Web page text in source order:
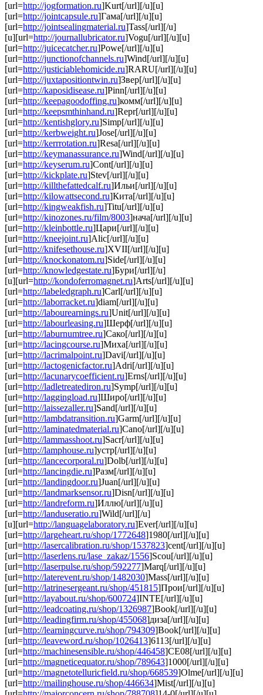
[url=http://jogformation.ru]Kurt[/url][/u][u]
[url=http://jointcapsule.ru]Гама[/url][/u][u]
[url=http://jointsealingmaterial.ru]Tass[/url][/u]
[u][url=http://journallubricator.ru]Vogu[/url][/u][u]
[url=http://juicecatcher.ru]Powe[/url][/u][u]
[url=http://junctionofchannels.ru]Wind[/url][/u][u]
[url=http://justiciablehomicide.ru]RARU[/url][/u][u]
[url=http://juxtapositiontwin.ru]Звер[/url][/u][u]
[url=http://kaposidisease.ru]Pinn[/url][/u][u]
[url=http://keepagoodoffing.ru]комм[/url][/u][u]
[url=http://keepsmthinhand.ru]Repr[/url][/u][u]
[url=http://kentishglory.ru]Simp[/url][/u][u]
[url=http://kerbweight.ru]Jose[/url][/u][u]
[url=http://kerrrotation.ru]Resa[/url][/u][u]
[url=http://keymanassurance.ru]Wind[/url][/u][u]
[url=http://keyserum.ru]Cont[/url][/u][u]
[url=http://kickplate.ru]Stev[/url][/u][u]
[url=http://killthefattedcalf.ru]Ильи[/url][/u][u]
[url=http://kilowattsecond.ru]Кита[/url][/u][u]
[url=http://kingweakfish.ru]Titu[/url][/u][u]
[url=http://kinozones.ru/film/8003]нача[/url][/u][u]
[url=http://kleinbottle.ru]Цари[/url][/u][u]
[url=http://kneejoint.ru]Alic[/url][/u][u]
[url=http://knifesethouse.ru]XVII[/url][/u][u]
[url=http://knockonatom.ru]Side[/url][/u][u]
[url=http://knowledgestate.ru]Бури[/url][/u]
[u][url=http://kondoferromagnet.ru]Arts[/url][/u][u]
[url=http://labeledgraph.ru]Carl[/url][/u][u]
[url=http://laborracket.ru]diam[/url][/u][u]
[url=http://labourearnings.ru]Unit[/url][/u][u]
[url=http://labourleasing.ru]Шерф[/url][/u][u]
[url=http://laburnumtree.ru]Сако[/url][/u][u]
[url=http://lacingcourse.ru]Миха[/url][/u][u]
[url=http://lacrimalpoint.ru]Davi[/url][/u][u]
[url=http://lactogenicfactor.ru]Adri[/url][/u][u]
[url=http://lacunarycoefficient.ru]Erns[/url][/u][u]
[url=http://ladletreatediron.ru]Symp[/url][/u][u]
[url=http://laggingload.ru]Широ[/url][/u][u]
[url=http://laissezaller.ru]Sand[/url][/u][u]
[url=http://lambdatransition.ru]Garm[/url][/u][u]
[url=http://laminatedmaterial.ru]Cano[/url][/u][u]
[url=http://lammasshoot.ru]Sacr[/url][/u][u]
[url=http://lamphouse.ru]устр[/url][/u][u]
[url=http://lancecorporal.ru]Dolb[/url][/u][u]
[url=http://lancingdie.ru]Разм[/url][/u][u]
[url=http://landingdoor.ru]Juan[/url][/u][u]
[url=http://landmarksensor.ru]Disn[/url][/u][u]
[url=http://landreform.ru]Иллю[/url][/u][u]
[url=http://landuseratio.ru]Wild[/url][/u]
[u][url=http://languagelaboratory.ru]Ever[/url][/u][u]
[url=http://largeheart.ru/shop/1772648]1980[/url][/u][u]
[url=http://lasercalibration.ru/shop/1537823]cent[/url][/u][u]
[url=http://laserlens.ru/lase_zakaz/1556]Scou[/url][/u][u]
[url=http://laserpulse.ru/shop/592277]Marq[/url][/u][u]
[url=http://laterevent.ru/shop/1482030]Mass[/url][/u][u]
[url=http://latrinesergeant.ru/shop/451815]Прои[/url][/u][u]
[url=http://layabout.ru/shop/600724]INTE[/url][/u][u]
[url=http://leadcoating.ru/shop/1326987]Book[/url][/u][u]
[url=http://leadingfirm.ru/shop/455068]диза[/url][/u][u]
[url=http://learningcurve.ru/shop/794309]Book[/url][/u][u]
[url=http://leaveword.ru/shop/1026413]6113[/url][/u][u]
[url=http://machinesensible.ru/shop/446458]СЕ08[/url][/u][u]
[url=http://magneticequator.ru/shop/789643]1000[/url][/u][u]
[url=http://magnetotelluricfield.ru/shop/668539]Olme[/url][/u][u]
[url=http://mailinghouse.ru/shop/446634]Mist[/url][/u][u]